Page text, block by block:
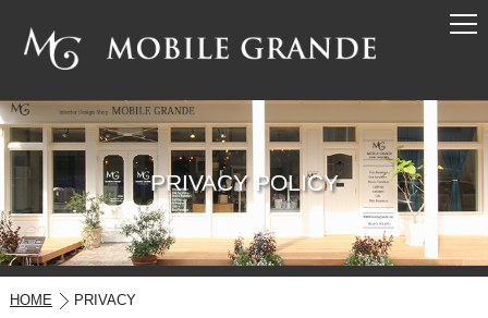
PRIVACY POLICY
HOME PRIVACY